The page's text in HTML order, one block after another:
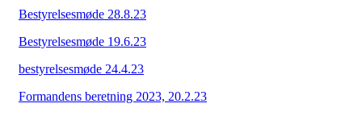
Bestyrelsesmøde 28.8.23
Bestyrelsesmøde 19.6.23
bestyrelsesmøde 24.4.23
Formandens beretning 2023, 20.2.23